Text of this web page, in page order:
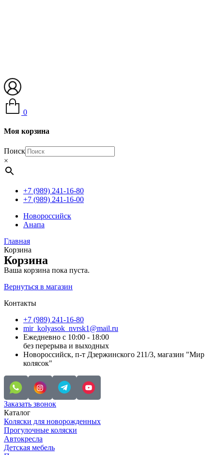
0
Моя корзина
Поиск
×
+7 (989) 241-16-80
+7 (989) 241-16-00
Новороссийск
Анапа
Главная
Корзина
Корзина
Ваша корзина пока пуста.
Вернуться в магазин
Контакты
+7 (989) 241-16-80
mir_kolyasok_nvrsk1@mail.ru
Ежедневно с 10:00 - 18:00
без перерыва и выходных
Новороссийск, п-т Дзержинского 211/3, магазин "Мир
колясок"
Заказать звонок
Каталог
Коляски для новорожденных
Прогулочные коляски
Автокресла
Детская мебель